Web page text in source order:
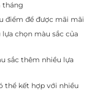
tháng
điểm để được mãi mãi
chọn màu sắc của
sắc thêm nhiều lựa
thể kết hợp với nhiều